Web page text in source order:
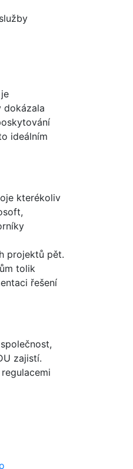
dokázala
ideálním
kterékoliv
projektů pět.
tolik
řešení
zajistí.